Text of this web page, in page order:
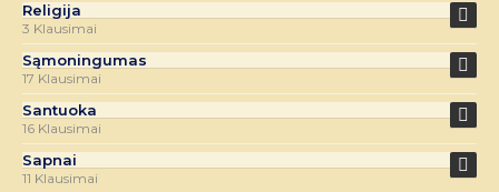
Religija
3 Klausimai
Sąmoningumas
17 Klausimai
Santuoka
16 Klausimai
Sapnai
11 Klausimai